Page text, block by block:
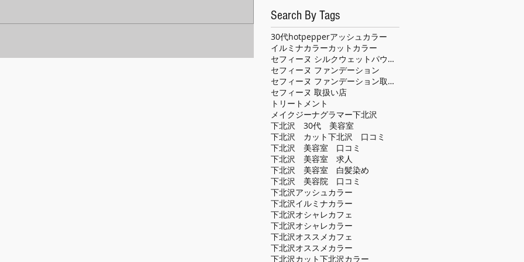
Search By Tags
30代hotpepperアッシュカラー
イルミナカラーカット カラー
セフィーヌ シルクウェットパウダー
セフィーヌ ファンデーション
セフィーヌ ファンデーション取扱い店
セフィーヌ 取扱い店
トリートメント
メイクジーナグラマー下北沢
下北沢 30代 美容室
下北沢 カット下北沢 口コミ
下北沢 美容室 口コミ
下北沢 美容室 求人
下北沢 美容室 白髪染め
下北沢 美容院 口コミ
下北沢アッシュカラー
下北沢イルミナカラー
下北沢オシャレカフェ
下北沢オシャレカラー
下北沢オススメカフェ
下北沢オススメカラー
下北沢カット下北沢カラー